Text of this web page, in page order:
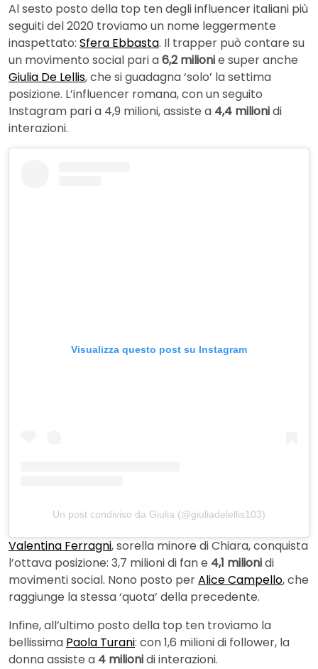
Al sesto posto della top ten degli influencer italiani più
seguiti del 2020 troviamo un nome leggermente
inaspettato: Sfera Ebbasta. Il trapper può contare su
un movimento social pari a6,2 milionie super anche
Giulia De Lellis, che si guadagna ‘solo’ la settima
posizione. L’influencer romana, con un seguito
Instagram pari a 4,9 milioni, assiste a 4,4 milionidi
interazioni.
Visualizza questo post su Instagram
Un post condiviso da Giulia (@giuliadelellis103)
Valentina Ferragni, sorella minore di Chiara, conquista
l’ottava posizione: 3,7 milioni di fan e 4,1 milionidi
movimenti social. Nono posto perAlice Campello, che
raggiunge la stessa ‘quota’ della precedente.
Infine, all’ultimo posto della top ten troviamo la
bellissima Paola Turani: con 1,6 milioni di follower, la
donna assiste a 4 milionidi interazioni.